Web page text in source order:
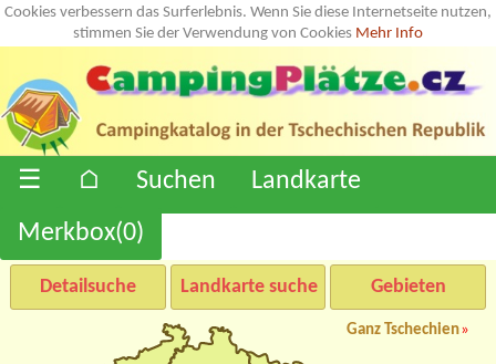
Cookies verbessern das Surferlebnis. Wenn Sie diese Internetseite nutzen,
stimmen Sie der Verwendung von Cookies Mehr Info
☰ ⌂ Suchen
Landkarte
Merkbox(0)
Detailsuche Landkarte suche Gebieten
Ganz Tschechien»